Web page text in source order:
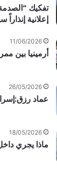
تفكيك
إعلانية إنذاراً
11/06/2026
أرمينيا بين
26/05/2026
عماد
18/05/2026
ماذا يجري